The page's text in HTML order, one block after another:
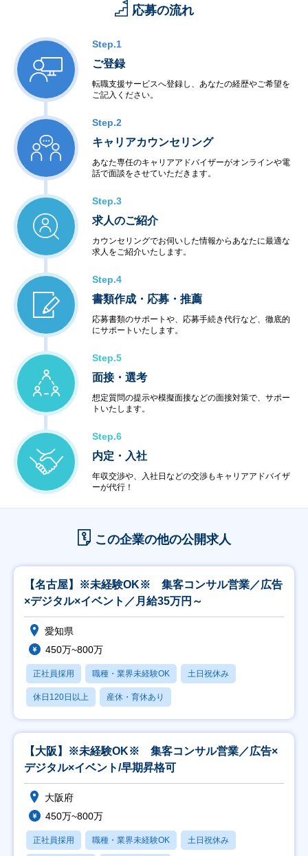
応募の流れ
Step.1
ご登録
転職支援サービスへ登録し、あなたの経歴やご希望を
ご記入ください。
Step.2
キャリアカウンセリング
あなた専任のキャリアアドバイザーがオンラインや電
話で面談をさせていただきます。
Step.3
求人のご紹介
カウンセリングでお伺いした情報からあなたに最適な
求人をご紹介いたします。
Step.4
書類作成・応募・推薦
応募書類のサポートや、応募手続き代行など、徹底的
にサポートいたします。
Step.5
面接・選考
想定質問の提示や模擬面接などの面接対策で、サポー
トいたします。
Step.6
内定・入社
年収交渉や、入社日などの交渉もキャリアアドバイザ
ーが代行！
この企業の他の公開求人
【名古屋】※未経験OK※ 集客コンサル営業／広告
×デジタル×イベント／月給35万円～
愛知県
450万~800万
正社員採用 職種・業界未経験OK 土日祝休み
休日120日以上 産休・育休あり
【大阪】※未経験OK※ 集客コンサル営業／広告×
デジタル×イベント/早期昇格可
大阪府
450万~800万
正社員採用 職種・業界未経験OK 土日祝休み